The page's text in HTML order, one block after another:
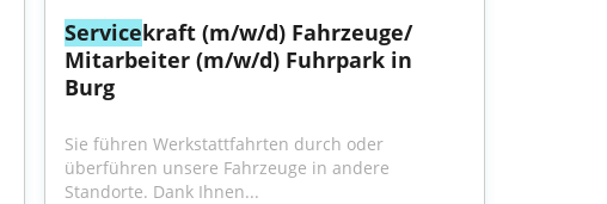
Servicekraft (m/w/d) Fahrzeuge/​
Mitarbeiter (m/w/d) Fuhrpark in
Burg
Sie führen Werkstatt­fahrten durch oder
überführen unsere Fahrzeuge in andere
Standorte. Dank Ihnen...